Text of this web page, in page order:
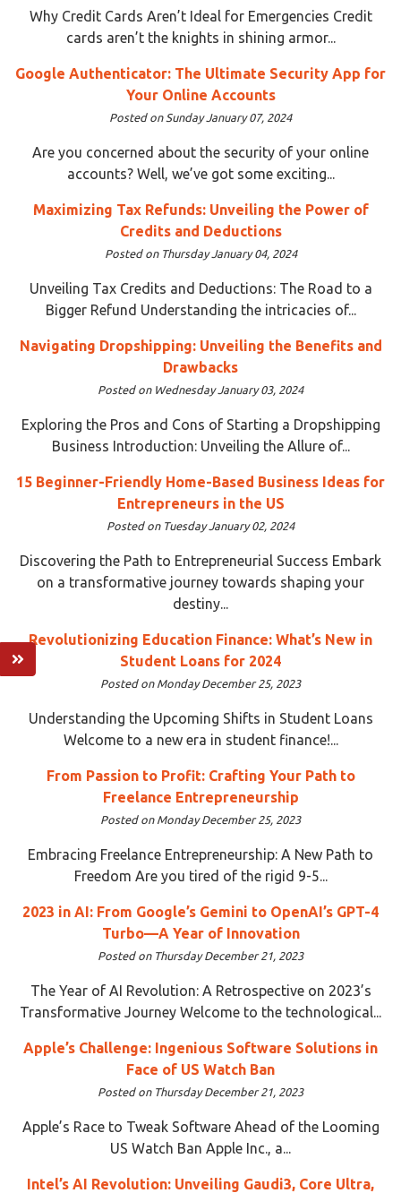
Why Credit Cards Aren’t Ideal for Emergencies Credit
cards aren’t the knights in shining armor...
Google Authenticator: The Ultimate Security App for
Your Online Accounts
Posted on Sunday January 07, 2024
Are you concerned about the security of your online
accounts? Well, we’ve got some exciting...
Maximizing Tax Refunds: Unveiling the Power of
Credits and Deductions
Posted on Thursday January 04, 2024
Unveiling Tax Credits and Deductions: The Road to a
Bigger Refund Understanding the intricacies of...
Navigating Dropshipping: Unveiling the Benefits and
Drawbacks
Posted on Wednesday January 03, 2024
Exploring the Pros and Cons of Starting a Dropshipping
Business Introduction: Unveiling the Allure of...
15 Beginner-Friendly Home-Based Business Ideas for
Entrepreneurs in the US
Posted on Tuesday January 02, 2024
Discovering the Path to Entrepreneurial Success Embark
on a transformative journey towards shaping your
destiny...
Revolutionizing Education Finance: What’s New in
Student Loans for 2024
Posted on Monday December 25, 2023
Understanding the Upcoming Shifts in Student Loans
Welcome to a new era in student finance!...
From Passion to Profit: Crafting Your Path to
Freelance Entrepreneurship
Posted on Monday December 25, 2023
Embracing Freelance Entrepreneurship: A New Path to
Freedom Are you tired of the rigid 9-5...
2023 in AI: From Google’s Gemini to OpenAI’s GPT-4
Turbo—A Year of Innovation
Posted on Thursday December 21, 2023
The Year of AI Revolution: A Retrospective on 2023’s
Transformative Journey Welcome to the technological...
Apple’s Challenge: Ingenious Software Solutions in
Face of US Watch Ban
Posted on Thursday December 21, 2023
Apple’s Race to Tweak Software Ahead of the Looming
US Watch Ban Apple Inc., a...
Intel’s AI Revolution: Unveiling Gaudi3, Core Ultra,